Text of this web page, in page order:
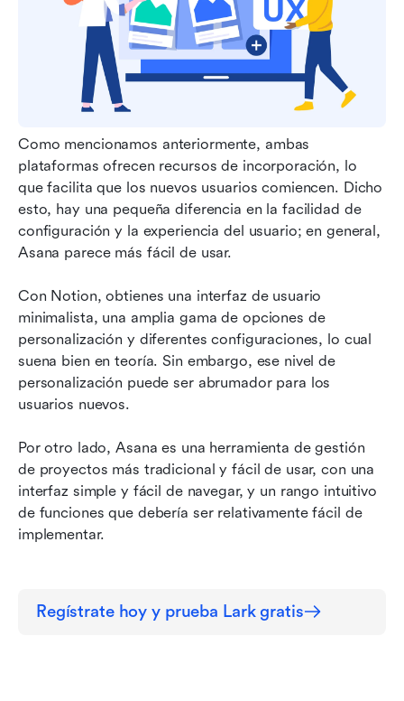
Como mencionamos anteriormente, ambas
plataformas ofrecen recursos de incorporación, lo
que facilita que los nuevos usuarios comiencen. Dicho
esto, hay una pequeña diferencia en la facilidad de
configuración y la experiencia del usuario; en general,
Asana parece más fácil de usar.
Con Notion, obtienes una interfaz de usuario
minimalista, una amplia gama de opciones de
personalización y diferentes configuraciones, lo cual
suena bien en teoría. Sin embargo, ese nivel de
personalización puede ser abrumador para los
usuarios nuevos.
Por otro lado, Asana es una herramienta de gestión
de proyectos más tradicional y fácil de usar, con una
interfaz simple y fácil de navegar, y un rango intuitivo
de funciones que debería ser relativamente fácil de
implementar.
Regístrate hoy y prueba Lark gratis